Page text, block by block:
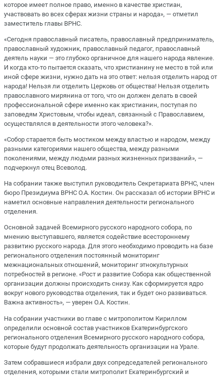
которое имеет полное право, именно в качестве христиан,
участвовать во всех сферах жизни страны и народа», — отметил
заместитель главы ВРНС.
«Сегодня православный писатель, православный предприниматель,
православный художник, православный педагог, православный
деятель науки — это глубоко органичное для нашего народа явление.
И когда кто-то пытается сказать, что христианину не место в той или
иной сфере жизни, нужно дать на это ответ: нельзя отделить народ от
народа! Нельзя ли отделить Церковь от общества! Нельзя отделить
православного мирянина от того, что он должен делать в своей
профессиональной сфере именно как христианин, поступая по
заповедям Христовым, чтобы идеал, связанный с Православием,
осуществлялся в деятельности этого человека?».
«Собор старается быть мостиком между властью и народом, между
разными категориями нашего общества, между разными
поколениями, между людьми разных жизненных призваний», —
подчеркнул отец Всеволод.
На собрании также выступил руководитель Секретариата ВРНС, член
бюро Президиума ВРНС О.А. Костин. Он рассказал об истории ВРНС и
наметил основные направления деятельности регионального
отделения.
Основной задачей Всемирного русского народного собора, по
мнению выступавшего, является содействие всестороннему
развитию русского народа. Для этого необходимо проводить на базе
регионального отделения постоянный мониторинг
межнациональных отношений, мониторинг этнокультурных
потребностей в регионе. «Рост и развитие Собора как общественной
организации должны происходить снизу. Как сформируется ядро
вокруг нового руководства отделения, так и будет оно развиваться.
Важна активность», — уверен О.А. Костин.
На собрании участники во главе с митрополитом Кириллом
определили основной состав участников Екатеринбургского
регионального отделения Всемирного русского народного собора,
которые будут продолжать деятельность организации на Урале.
Затем собравшиеся избрали двух сопредседателей регионального
отделения, которыми стали митрополит Екатеринбургский и